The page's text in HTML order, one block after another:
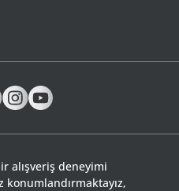
alışveriş deneyimi